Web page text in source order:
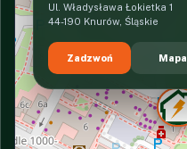
Ul. Władysława Łokietka 1
44-190 Knurów, Śląskie
Zadzwoń Mapa